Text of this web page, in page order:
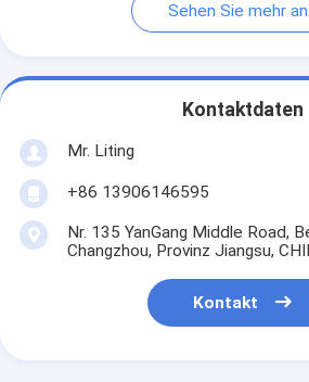
Sehen Sie mehr an
Kontaktdaten
Mr. Liting
+86 13906146595
Nr. 135 YanGang Middle Road,
Changzhou, Provinz Jiangsu,
Kontakt